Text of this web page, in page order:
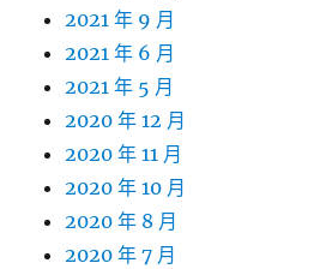
2021 年 9 月
2021 年 6 月
2021 年 5 月
2020 年 12 月
2020 年 11 月
2020 年 10 月
2020 年 8 月
2020 年 7 月